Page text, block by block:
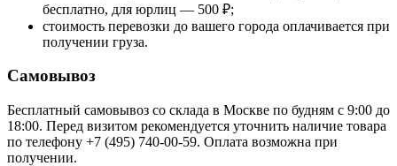
бесплатно, для юрлиц — 500 ₽;
стоимость перевозки до вашего города оплачивается при
получении груза.
Самовывоз
Бесплатный самовывоз со склада в Москве по будням с 9:00 до
18:00. Перед визитом рекомендуется уточнить наличие товара
по телефону +7 (495) 740-00-59. Оплата возможна при
получении.